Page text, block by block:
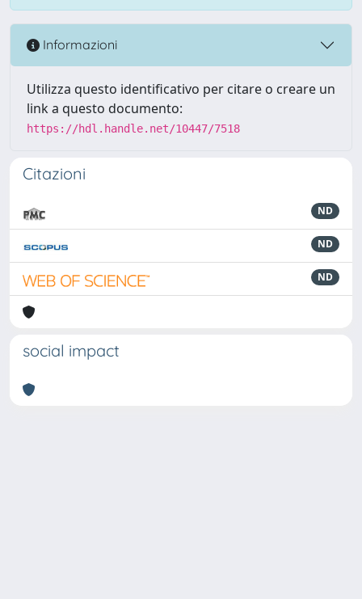
Informazioni
Utilizza questo identificativo per citare o creare un
link a questo documento:
https://hdl.handle.net/10447/7518
Citazioni
ND
ND
ND
social impact